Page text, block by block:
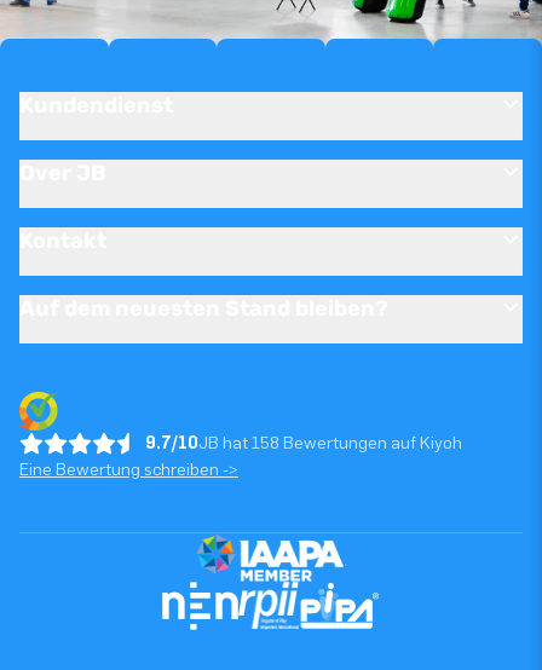
9.7/10JB hat 158 Bewertungen auf Kiyoh
Eine Bewertung schreiben ->